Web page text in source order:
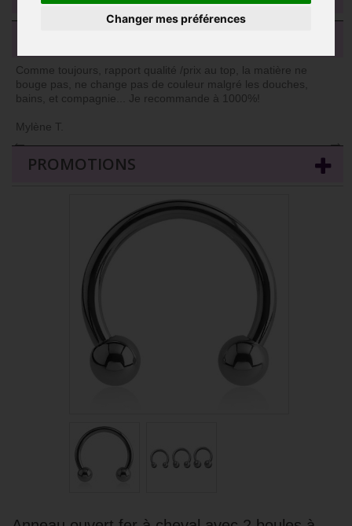
Changer mes préférences
Comme toujours, rapport qualité /prix au top, la matière ne
bouge pas, ne change pas de couleur malgré les douches,
bains, et compagnie... Je recommande à 1000%!
Mylène T.
→
←
PROMOTIONS